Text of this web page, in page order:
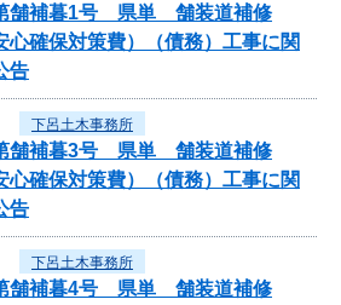
第舗補暮1号 県単 舗装道補修
心確保対策費）（債務）工事に関
告
下呂土木事務所
第舗補暮3号 県単 舗装道補修
心確保対策費）（債務）工事に関
告
下呂土木事務所
第舗補暮4号 県単 舗装道補修